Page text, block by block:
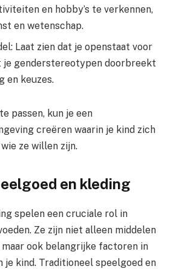
en hobby’s te verkennen,
en wetenschap.
Laat zien dat je openstaat voor
je genderstereotypen doorbreekt
en keuzes.
passen, kun je een
creëren waarin je kind zich
ze willen zijn.
en kleding
spelen een cruciale rol in
Ze zijn niet alleen middelen
ook belangrijke factoren in
je kind. Traditioneel speelgoed en